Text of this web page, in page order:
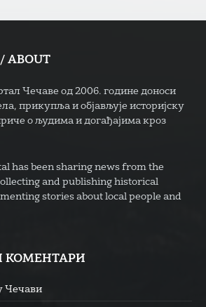
ABOUT
Чечаве од 2006. године доноси
прикупља и објављује историјску
о људима и догађајима кроз
has been sharing news from the
and publishing historical
stories about local people and
КОМЕНТАРИ
Чечави